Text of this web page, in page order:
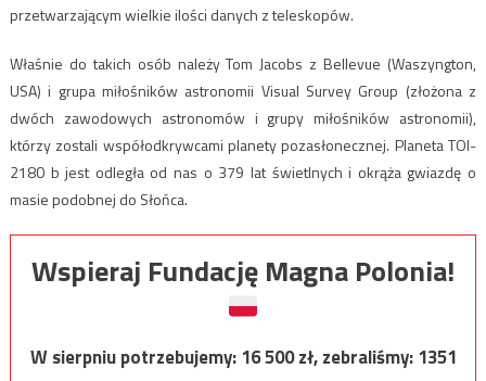
przetwarzającym wielkie ilości danych z teleskopów.
Właśnie do takich osób należy Tom Jacobs z Bellevue (Waszyngton,
USA) i grupa miłośników astronomii Visual Survey Group (złożona z
dwóch zawodowych astronomów i grupy miłośników astronomii),
którzy zostali współodkrywcami planety pozasłonecznej. Planeta TOI-
2180 b jest odległa od nas o 379 lat świetlnych i okrąża gwiazdę o
masie podobnej do Słońca.
Wspieraj Fundację Magna Polonia!
W sierpniu potrzebujemy:16 500zł, zebraliśmy:1351